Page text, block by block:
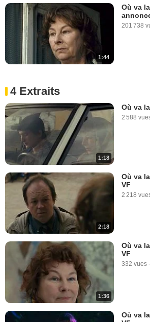
1:44
Où va
201 738
4 Extraits
1:18
Où va
2 588
2:18
Où va
VF
2 218
1:36
Où va
VF
332 vues -
Où va